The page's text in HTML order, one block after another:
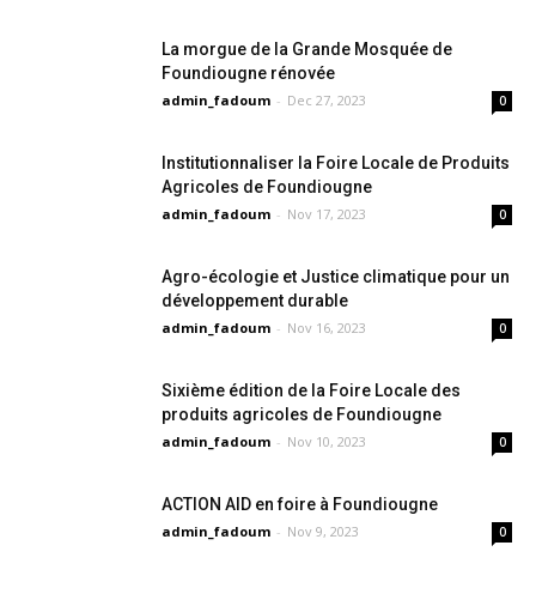
La morgue de la Grande Mosquée de
Foundiougne rénovée
admin_fadoum - Dec 27, 2023 0
Institutionnaliser la Foire Locale de Produits
Agricoles de Foundiougne
admin_fadoum - Nov 17, 2023 0
Agro-écologie et Justice climatique pour un
développement durable
admin_fadoum - Nov 16, 2023 0
Sixième édition de la Foire Locale des
produits agricoles de Foundiougne
admin_fadoum - Nov 10, 2023 0
ACTION AID en foire à Foundiougne
admin_fadoum - Nov 9, 2023 0